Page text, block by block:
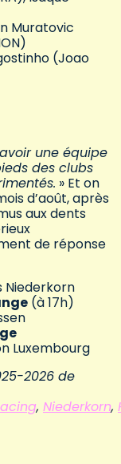
Muratovic
(Joao
une équipe
des clubs
» Et on
d’août, après
aux dents
de réponse
Niederkorn
(à 17h)
Luxembourg
2026 de
, Niederkorn,